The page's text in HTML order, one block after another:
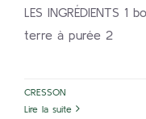
LES INGRÉDIENTS
terre à purée 2
CRESSON
Lire la suite